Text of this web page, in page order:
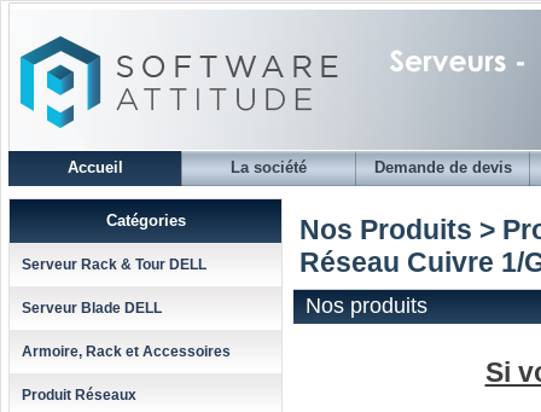
Accueil La société Demande de devis
Catégories
Serveur Rack & Tour DELL
Serveur Blade DELL
Armoire, Rack et Accessoires
Produit Réseaux
Nos Produits >
Réseau Cuivre 1/
Nos produits
Si